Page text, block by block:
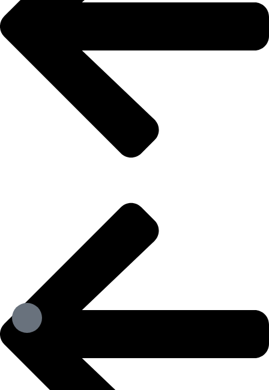
تماس از طریق واتساپ
تماس از طریق تلگرام
تماس مستقیم